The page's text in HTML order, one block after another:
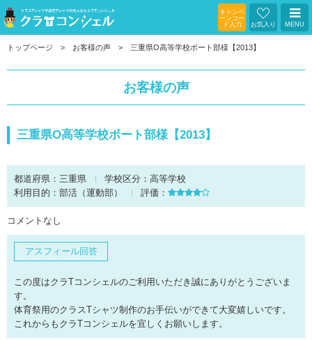
キャンペ
ーンコー
ド入力
お気入り MENU
トップページ お客様の声 三重県O高等学校ボート部様【2013】
お客様の声
三重県O高等学校ボート部様【2013】
都道府県： 三重県 学校区分： 高等学校
利用目的： 部活（運動部） 評価：
コメントなし
アスフィール回答
この度はクラTコンシェルのご利用いただき誠にありがとうございま
す。
体育祭用のクラスTシャツ制作のお手伝いができて大変嬉しいです。
これからもクラTコンシェルを宜しくお願いします。